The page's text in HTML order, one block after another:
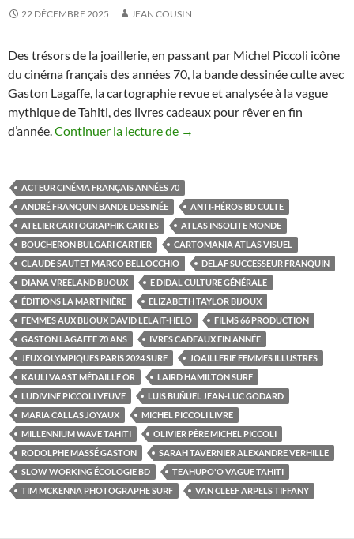
22 DÉCEMBRE 2025 JEAN COUSIN
Des trésors de la joaillerie, en passant par Michel Piccoli icône
du cinéma français des années 70, la bande dessinée culte avec
Gaston Lagaffe, la cartographie revue et analysée à la vague
mythique de Tahiti, des livres cadeaux pour rêver en fin
d’année.Continuer la lecture de Cinq ouvrages entre
→
ACTEUR CINÉMA FRANÇAIS ANNÉES 70
ANDRÉ FRANQUIN BANDE DESSINÉE
ANTI-HÉROS BD CULTE
ATELIER CARTOGRAPHIK CARTES
ATLAS INSOLITE MONDE
BOUCHERON BULGARI CARTIER
CARTOMANIA ATLAS VISUEL
CLAUDE SAUTET MARCO BELLOCCHIO
DELAF SUCCESSEUR FRANQUIN
DIANA VREELAND BIJOUX
E DIDAL CULTURE GÉNÉRALE
ÉDITIONS LA MARTINIÈRE
ELIZABETH TAYLOR BIJOUX
FEMMES AUX BIJOUX DAVID LELAIT-HELO
FILMS 66 PRODUCTION
GASTON LAGAFFE 70 ANS
IVRES CADEAUX FIN ANNÉE
JEUX OLYMPIQUES PARIS 2024 SURF
JOAILLERIE FEMMES ILLUSTRES
KAULI VAAST MÉDAILLE OR
LAIRD HAMILTON SURF
LUDIVINE PICCOLI VEUVE
LUIS BUÑUEL JEAN-LUC GODARD
MARIA CALLAS JOYAUX
MICHEL PICCOLI LIVRE
MILLENNIUM WAVE TAHITI
OLIVIER PÈRE MICHEL PICCOLI
RODOLPHE MASSÉ GASTON
SARAH TAVERNIER ALEXANDRE VERHILLE
SLOW WORKING ÉCOLOGIE BD
TEAHUPO'O VAGUE TAHITI
TIM MCKENNA PHOTOGRAPHE SURF
VAN CLEEF ARPELS TIFFANY